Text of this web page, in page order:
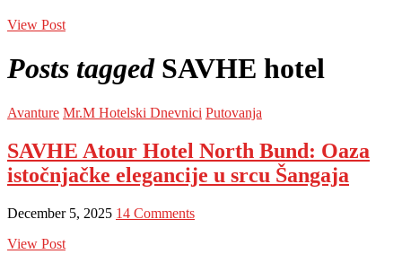
View Post
Posts tagged SAVHE hotel
Avanture Mr.M Hotelski Dnevnici Putovanja
SAVHE Atour Hotel North Bund: Oaza
istočnjačke elegancije u srcu Šangaja
December 5, 2025 14 Comments
View Post